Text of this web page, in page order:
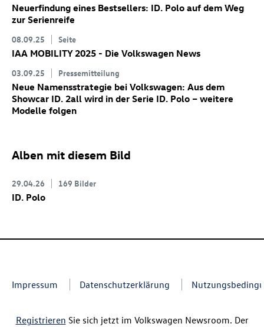
Neuerfindung eines Bestsellers: ID. Polo auf dem Weg
zur Serienreife
08.09.25 Seite
IAA MOBILITY 2025 - Die Volkswagen News
03.09.25 Pressemitteilung
Neue Namensstrategie bei Volkswagen: Aus dem
Showcar ID. 2all wird in der Serie ID. Polo – weitere
Modelle folgen
Alben mit diesem Bild
29.04.26 169 Bilder
ID. Polo
Impressum Datenschutzerklärung
Registrieren Sie sich jetzt im Volkswagen Newsroom. Der